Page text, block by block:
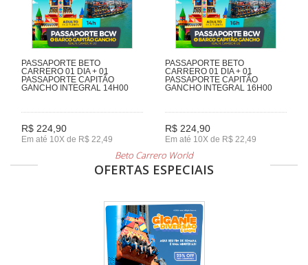
PASSAPORTE BETO
CARRERO 01 DIA + 01
PASSAPORTE CAPITÃO
GANCHO INTEGRAL 14H00
R$ 224,90
Em até 10X de R$ 22,49
PASSAPORTE BETO
CARRERO 01 DIA + 01
PASSAPORTE CAPITÃO
GANCHO INTEGRAL 16H00
R$ 224,90
Em até 10X de R$ 22,49
Beto Carrero World
OFERTAS ESPECIAIS